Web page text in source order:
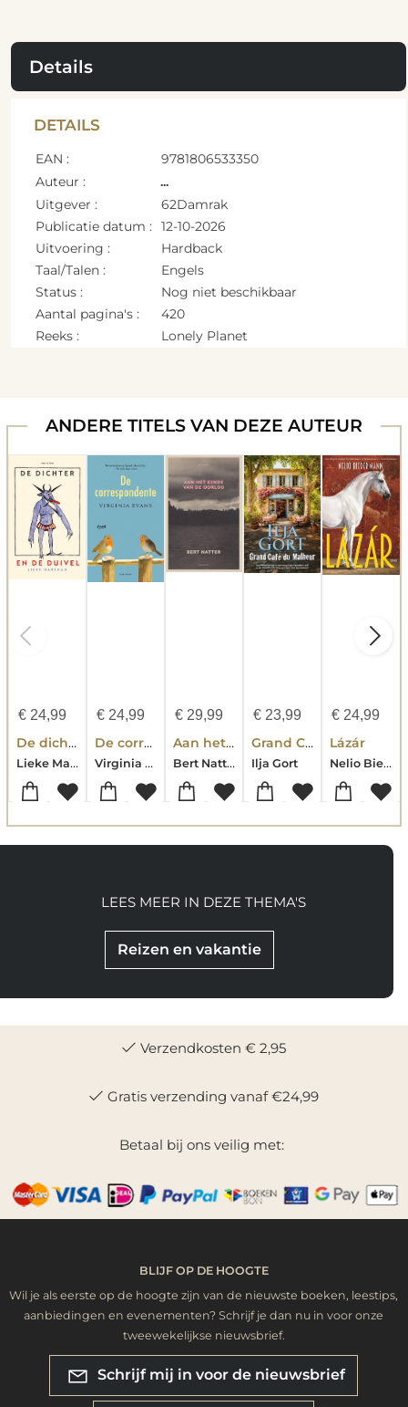
Details
DETAILS
EAN :
9781806533350
Auteur :
...
Uitgever :
62Damrak
Publicatie datum :
12-10-2026
Uitvoering :
Hardback
Taal/Talen :
Engels
Status :
Nog niet beschikbaar
Aantal pagina's :
420
Reeks :
Lonely Planet
ANDERE TITELS VAN DEZE AUTEUR
€24,99
De dichter en de duivel
Lieke Marsman
€24,99
De correspondente
Virginia Evans
€ 29,99
Aan het einde van de oorlog
Bert Natter
€ 23,99
Grand Café du Malheur
Ilja Gort
€ 24,99
Lázár
Nelio Biedermann
Reizen en vakantie
LEES MEER IN DEZE THEMA'S
Verzendkosten € 2,95
Gratis verzending vanaf €24,99
Betaal bij ons veilig met:
BLIJF OP DE HOOGTE
Wil je als eerste op de hoogte zijn van de nieuwste boeken, leestips,
aanbiedingen en evenementen? Schrijf je dan nu in voor onze
tweewekelijkse nieuwsbrief.
Schrijf mij in voor de nieuwsbrief